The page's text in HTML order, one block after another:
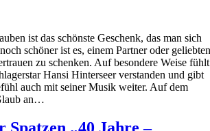
ist das schönste Geschenk, das man sich
schöner ist es, einem Partner oder geliebten
zu schenken. Auf besondere Weise fühlt
Hansi Hinterseer verstanden und gibt
auch mit seiner Musik weiter. Auf dem
an…